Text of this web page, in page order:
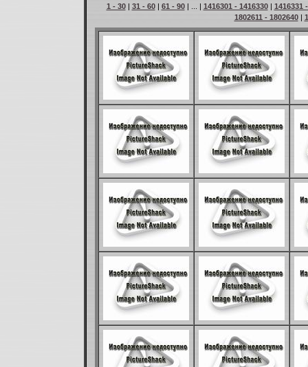
1 - 30| 31 - 60| 61 - 90| ... | 1416301 - 1416330| 1416331
1802611 - 1802640|